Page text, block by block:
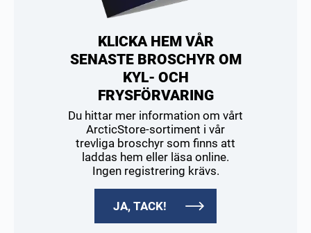
KLICKA HEM VÅR
SENASTE BROSCHYR OM
KYL- OCH
FRYSFÖRVARING
Du hittar mer information om vårt
ArcticStore-sortiment i vår
trevliga broschyr som finns att
laddas hem eller läsa online.
Ingen registrering krävs.
JA, TACK!